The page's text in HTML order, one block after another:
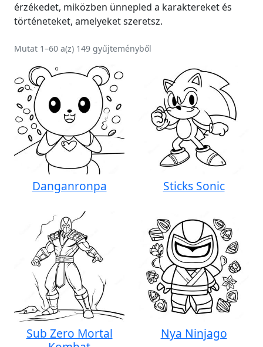
érzékedet, miközben ünnepled a karaktereket és
történeteket, amelyeket szeretsz.
Mutat 1–60 a(z) 149 gyűjteményből
Danganronpa Sticks Sonic
Sub Zero Mortal
Nya Ninjago